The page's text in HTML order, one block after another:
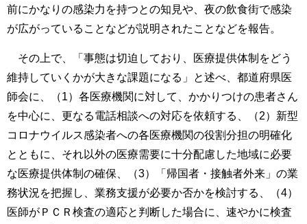
前にかなりの感染力を持つとの知見や、夜の飲食街で感染
が広がっていることなどが説明されたことなどを報告。
その上で、「事態は切迫しており、医療提供体制をどう
維持していくかが大きな課題になる」と述べ、都道府県医
師会に、（1）各医療機関に対して、かかりつけの患者さん
を中心に、更なる電話相談への対応を依頼する、（2）新型
コロナウイルス感染者への各医療機関の役割分担の明確化
とともに、それ以外の医療需要に十分配慮した地域に必要
な医療提供体制の確保、（3）「帰国者・接触者外来」の業
務状況を把握し、業務支援が必要か否かを検討する、（4）
医師がＰＣＲ検査の適応と判断した場合に、速やかに検査